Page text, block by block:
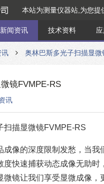
本站为测量仪器站,为您提
新闻资讯 技术资料
讯 奥林巴斯多光子扫描显
镜FVMPE-RS
讯
扫描显微镜FVMPE-RS
成像的深度限制发愁，当
度快速捕获动态成像无助
镜让我们享受显微成像，